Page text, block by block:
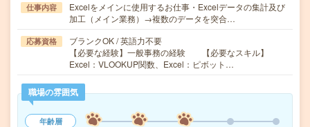
仕事内容
Excelをメインに使用するお仕事・Excelデータの集計及び
加工（メイン業務）→複数のデータを突合…
応募資格
ブランクOK / 英語力不要
【必要な経験】一般事務の経験 【必要なスキル】
Excel：VLOOKUP関数、Excel：ピボット…
職場の雰囲気
年齢層